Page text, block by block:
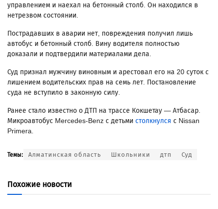
управлением и наехал на бетонный столб. Он находился в
нетрезвом состоянии.
Пострадавших в аварии нет, повреждения получил лишь
автобус и бетонный столб. Вину водителя полностью
доказали и подтвердили материалами дела.
Суд признал мужчину виновным и арестовал его на 20 суток с
лишением водительских прав на семь лет. Постановление
суда не вступило в законную силу.
Ранее стало известно о ДТП на трассе Кокшетау — Атбасар.
Микроавтобус Mercedes-Benz с детьми столкнулся с Nissan
Primera.
Темы: Алматинская область Школьники дтп Суд
Похожие новости